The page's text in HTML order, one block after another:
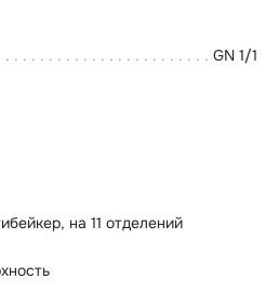
GN 1/1
на 11 отделений